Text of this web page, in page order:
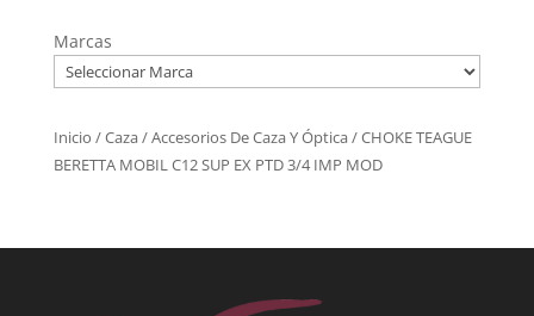
Marcas
Inicio /Caza/Accesorios De Caza Y Óptica/ CHOKE TEAGUE
BERETTA MOBIL C12 SUP EX PTD 3/4 IMP MOD